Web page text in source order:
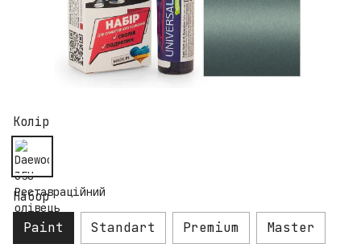
Колір
Набор
Paint Standart Premium Master